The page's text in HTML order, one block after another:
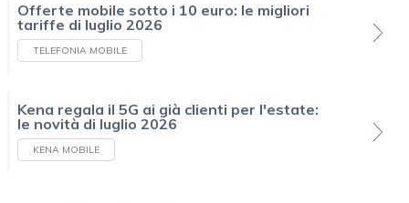
Offerte mobile sotto i 10 euro: le migliori
tariffe di luglio 2026
TELEFONIA MOBILE
Kena regala il 5G ai già clienti per l'estate:
le novità di luglio 2026
KENA MOBILE